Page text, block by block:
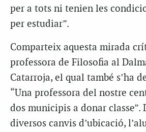
per a tots ni tenien les
per estudiar”.
Comparteix aquesta mirada
professora de Filosofia al
Catarroja, el qual també s’ha
“Una professora del nostre
dos municipis a donar classe”.
diversos canvis d’ubicació,